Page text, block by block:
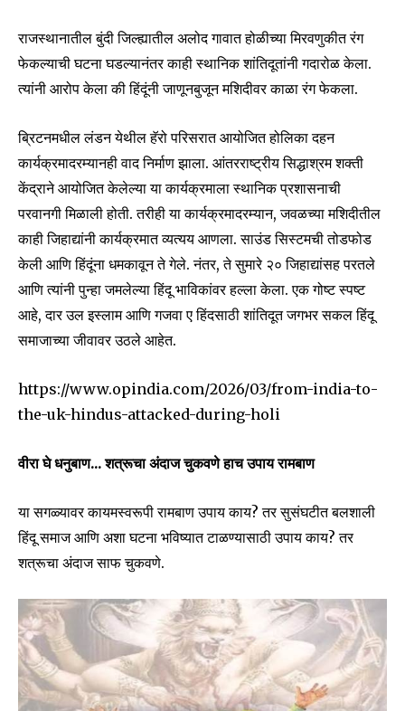
राजस्थानातील बुंदी जिल्ह्यातील अलोद गावात होळीच्या मिरवणुकीत रंग
फेकल्याची घटना घडल्यानंतर काही स्थानिक शांतिदूतांनी गदारोळ केला.
त्यांनी आरोप केला की हिंदूंनी जाणूनबुजून मशिदीवर काळा रंग फेकला.
ब्रिटनमधील लंडन येथील हॅरो परिसरात आयोजित होलिका दहन
कार्यक्रमादरम्यानही वाद निर्माण झाला. आंतरराष्ट्रीय सिद्धाश्रम शक्ती
केंद्राने आयोजित केलेल्या या कार्यक्रमाला स्थानिक प्रशासनाची
परवानगी मिळाली होती. तरीही या कार्यक्रमादरम्यान, जवळच्या मशिदीतील
काही जिहाद्यांनी कार्यक्रमात व्यत्यय आणला. साउंड सिस्टमची तोडफोड
केली आणि हिंदूंना धमकावून ते गेले. नंतर, ते सुमारे २० जिहाद्यांसह परतले
आणि त्यांनी पुन्हा जमलेल्या हिंदू भाविकांवर हल्ला केला. एक गोष्ट स्पष्ट
आहे, दार उल इस्लाम आणि गजवा ए हिंदसाठी शांतिदूत जगभर सकल हिंदू
समाजाच्या जीवावर उठले आहेत.
https://www.opindia.com/2026/03/from-india-to-
the-uk-hindus-attacked-during-holi
वीरा घे धनुबाण… शत्रूचा अंदाज चुकवणे हाच उपाय रामबाण
या सगळ्यावर कायमस्वरूपी रामबाण उपाय काय? तर सुसंघटीत बलशाली
हिंदू समाज आणि अशा घटना भविष्यात टाळण्यासाठी उपाय काय? तर
शत्रूचा अंदाज साफ चुकवणे.